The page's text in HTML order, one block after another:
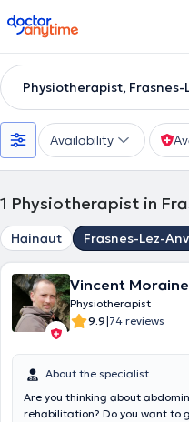
doctoranytime
Physiotherapist, Frasnes-
Availability
1 Physiotherapist in
Hainaut Frasnes-Lez-
Vincent Moraine
Physiotherapist
9.9|74 reviews
About the specialist
Are you thinking about
rehabilitation? Do you want to